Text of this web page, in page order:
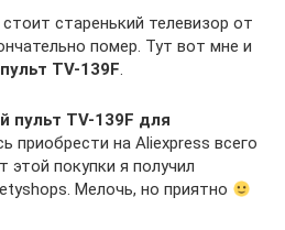
старенький телевизор от
помер. Тут вот мне и
TV-139F.
пульт TV-139F для
приобрести на Aliexpress всего
этой покупки я получил
Мелочь, но приятно